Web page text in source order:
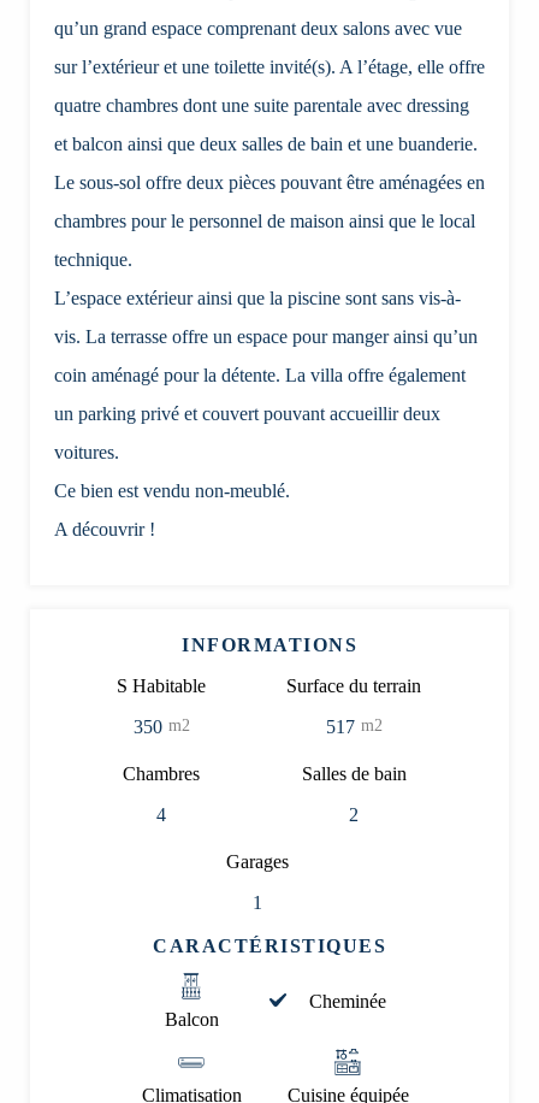
INFORMATIONS
Chambres
4
Salles de bain
2
Garages
1
S Habitable
350 m2
Surface du terrain
517 m2
CARACTÉRISTIQUES
Balcon
Cheminée
Climatisation Cuisine équipée
qu’un grand espace comprenant deux salons avec vue
sur l’extérieur et une toilette invité(s). A l’étage, elle offre
quatre chambres dont une suite parentale avec dressing
et balcon ainsi que deux salles de bain et une buanderie.
Le sous-sol offre deux pièces pouvant être aménagées en
chambres pour le personnel de maison ainsi que le local
technique.
L’espace extérieur ainsi que la piscine sont sans vis-à-
vis. La terrasse offre un espace pour manger ainsi qu’un
coin aménagé pour la détente. La villa offre également
un parking privé et couvert pouvant accueillir deux
voitures.
Ce bien est vendu non-meublé.
A découvrir !